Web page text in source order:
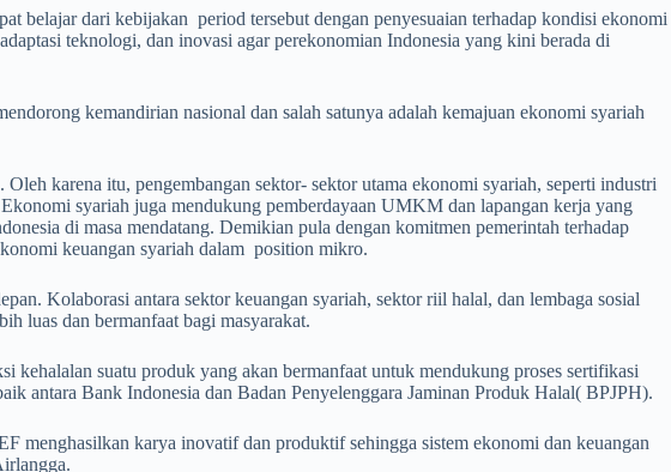
belajar dari kebijakan period tersebut dengan penyesuaian terhadap kondisi ekonomi
teknologi, dan inovasi agar perekonomian Indonesia yang kini berada di
kemandirian nasional dan salah satunya adalah kemajuan ekonomi syariah
karena itu, pengembangan sektor- sektor utama ekonomi syariah, seperti industri
syariah juga mendukung pemberdayaan UMKM dan lapangan kerja yang
di masa mendatang. Demikian pula dengan komitmen pemerintah terhadap
keuangan syariah dalam position mikro.
Kolaborasi antara sektor keuangan syariah, sektor riil halal, dan lembaga sosial
luas dan bermanfaat bagi masyarakat.
suatu produk yang akan bermanfaat untuk mendukung proses sertifikasi
antara Bank Indonesia dan Badan Penyelenggara Jaminan Produk Halal( BPJPH).
menghasilkan karya inovatif dan produktif sehingga sistem ekonomi dan keuangan